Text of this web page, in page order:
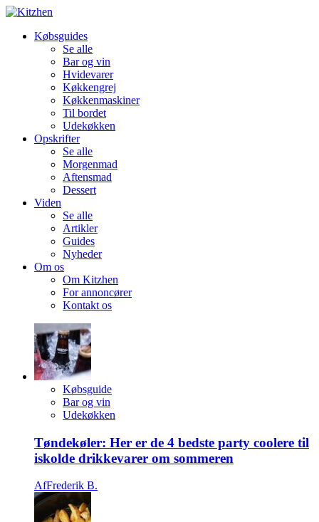
Købsguides
Se alle
Bar og vin
Hvidevarer
Køkkengrej
Køkkenmaskiner
Til bordet
Udekøkken
Opskrifter
Se alle
Morgenmad
Aftensmad
Dessert
Viden
Se alle
Artikler
Guides
Nyheder
Om os
Om Kitzhen
For annoncører
Kontakt os
Købsguide
Bar og vin
Udekøkken
Tøndekøler: Her er de 4 bedste party coolere til
iskolde drikkevarer om sommeren
AfFrederik B.